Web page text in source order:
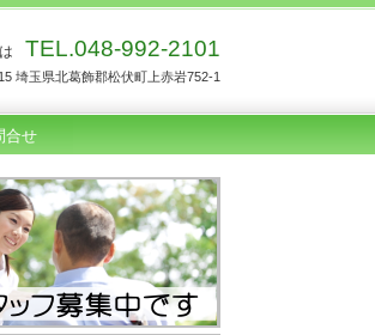
TEL.048-992-2101
埼玉県北葛飾郡松伏町上赤岩752-1
合せ